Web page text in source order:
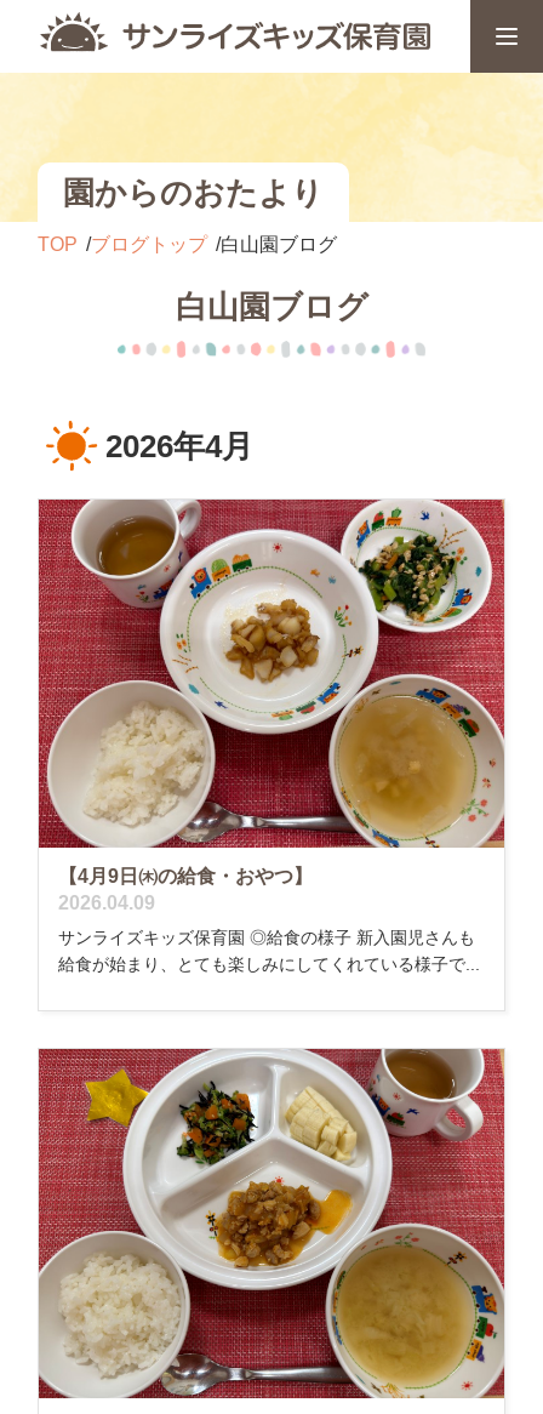
園からのおたより
TOP ブログトップ 白山園ブログ
白山園ブログ
2026年4月
【4月9日㈭の給食・おやつ】
2026.04.09
サンライズキッズ保育園 ◎給食の様子 新入園児さんも
給食が始まり、とても楽しみにしてくれている様子で...